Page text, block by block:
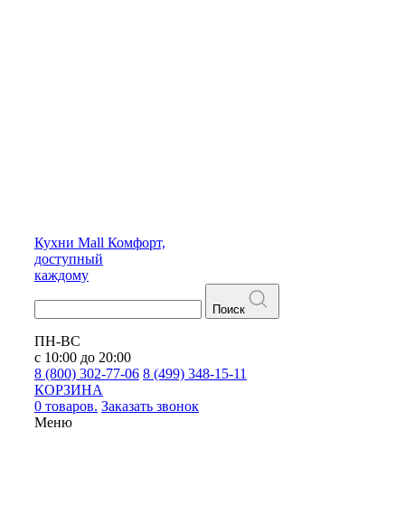
Кухни Mall Комфорт,
доступный
каждому
Поиск
ПН-ВС
с 10:00 до 20:00
8 (800) 302-77-06 8 (499) 348-15-11
КОРЗИНА
0 товаров. Заказать звонок
Меню